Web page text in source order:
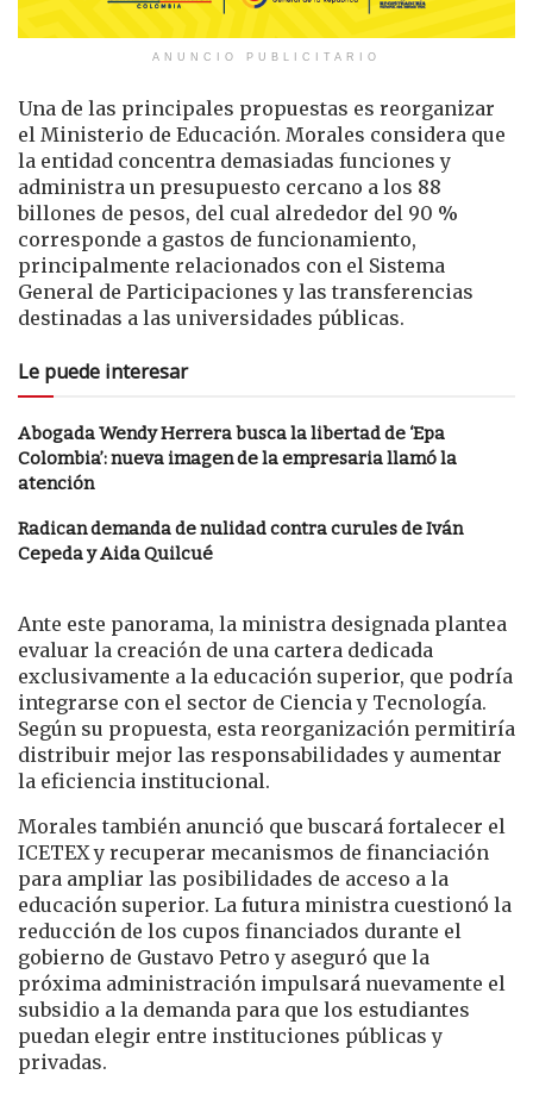
ANUNCIO PUBLICITARIO
Una de las principales propuestas es reorganizar
el Ministerio de Educación. Morales considera que
la entidad concentra demasiadas funciones y
administra un presupuesto cercano a los 88
billones de pesos, del cual alrededor del 90 %
corresponde a gastos de funcionamiento,
principalmente relacionados con el Sistema
General de Participaciones y las transferencias
destinadas a las universidades públicas.
Le puede interesar
Abogada Wendy Herrera busca la libertad de ‘Epa
Colombia’: nueva imagen de la empresaria llamó la
atención
Radican demanda de nulidad contra curules de Iván
Cepeda y Aida Quilcué
Ante este panorama, la ministra designada plantea
evaluar la creación de una cartera dedicada
exclusivamente a la educación superior, que podría
integrarse con el sector de Ciencia y Tecnología.
Según su propuesta, esta reorganización permitiría
distribuir mejor las responsabilidades y aumentar
la eficiencia institucional.
Morales también anunció que buscará fortalecer el
ICETEX y recuperar mecanismos de financiación
para ampliar las posibilidades de acceso a la
educación superior. La futura ministra cuestionó la
reducción de los cupos financiados durante el
gobierno de Gustavo Petro y aseguró que la
próxima administración impulsará nuevamente el
subsidio a la demanda para que los estudiantes
puedan elegir entre instituciones públicas y
privadas.